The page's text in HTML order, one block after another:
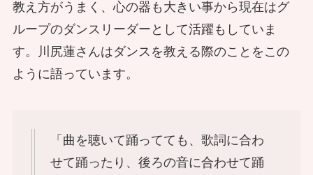
教え方がうまく、心の器も大きい事から現在はグ
ループのダンスリーダーとして活躍もしていま
す。川尻蓮さんはダンスを教える際のことをこの
ように語っています。
「曲を聴いて踊ってても、歌詞に合わ
せて踊ったり、後ろの音に合わせて踊